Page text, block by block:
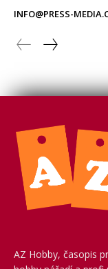
AZ Hobby, časopis